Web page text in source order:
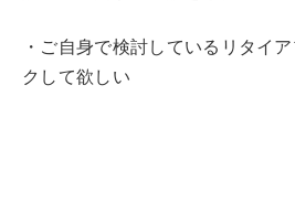
・ご自身で検討しているリタイ
クして欲しい